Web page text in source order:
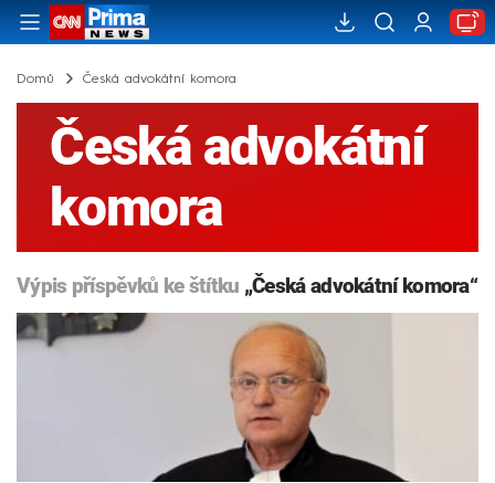
Domů Česká advokátní komora
Česká advokátní
komora
Výpis příspěvků ke štítku „Česká advokátní komora“